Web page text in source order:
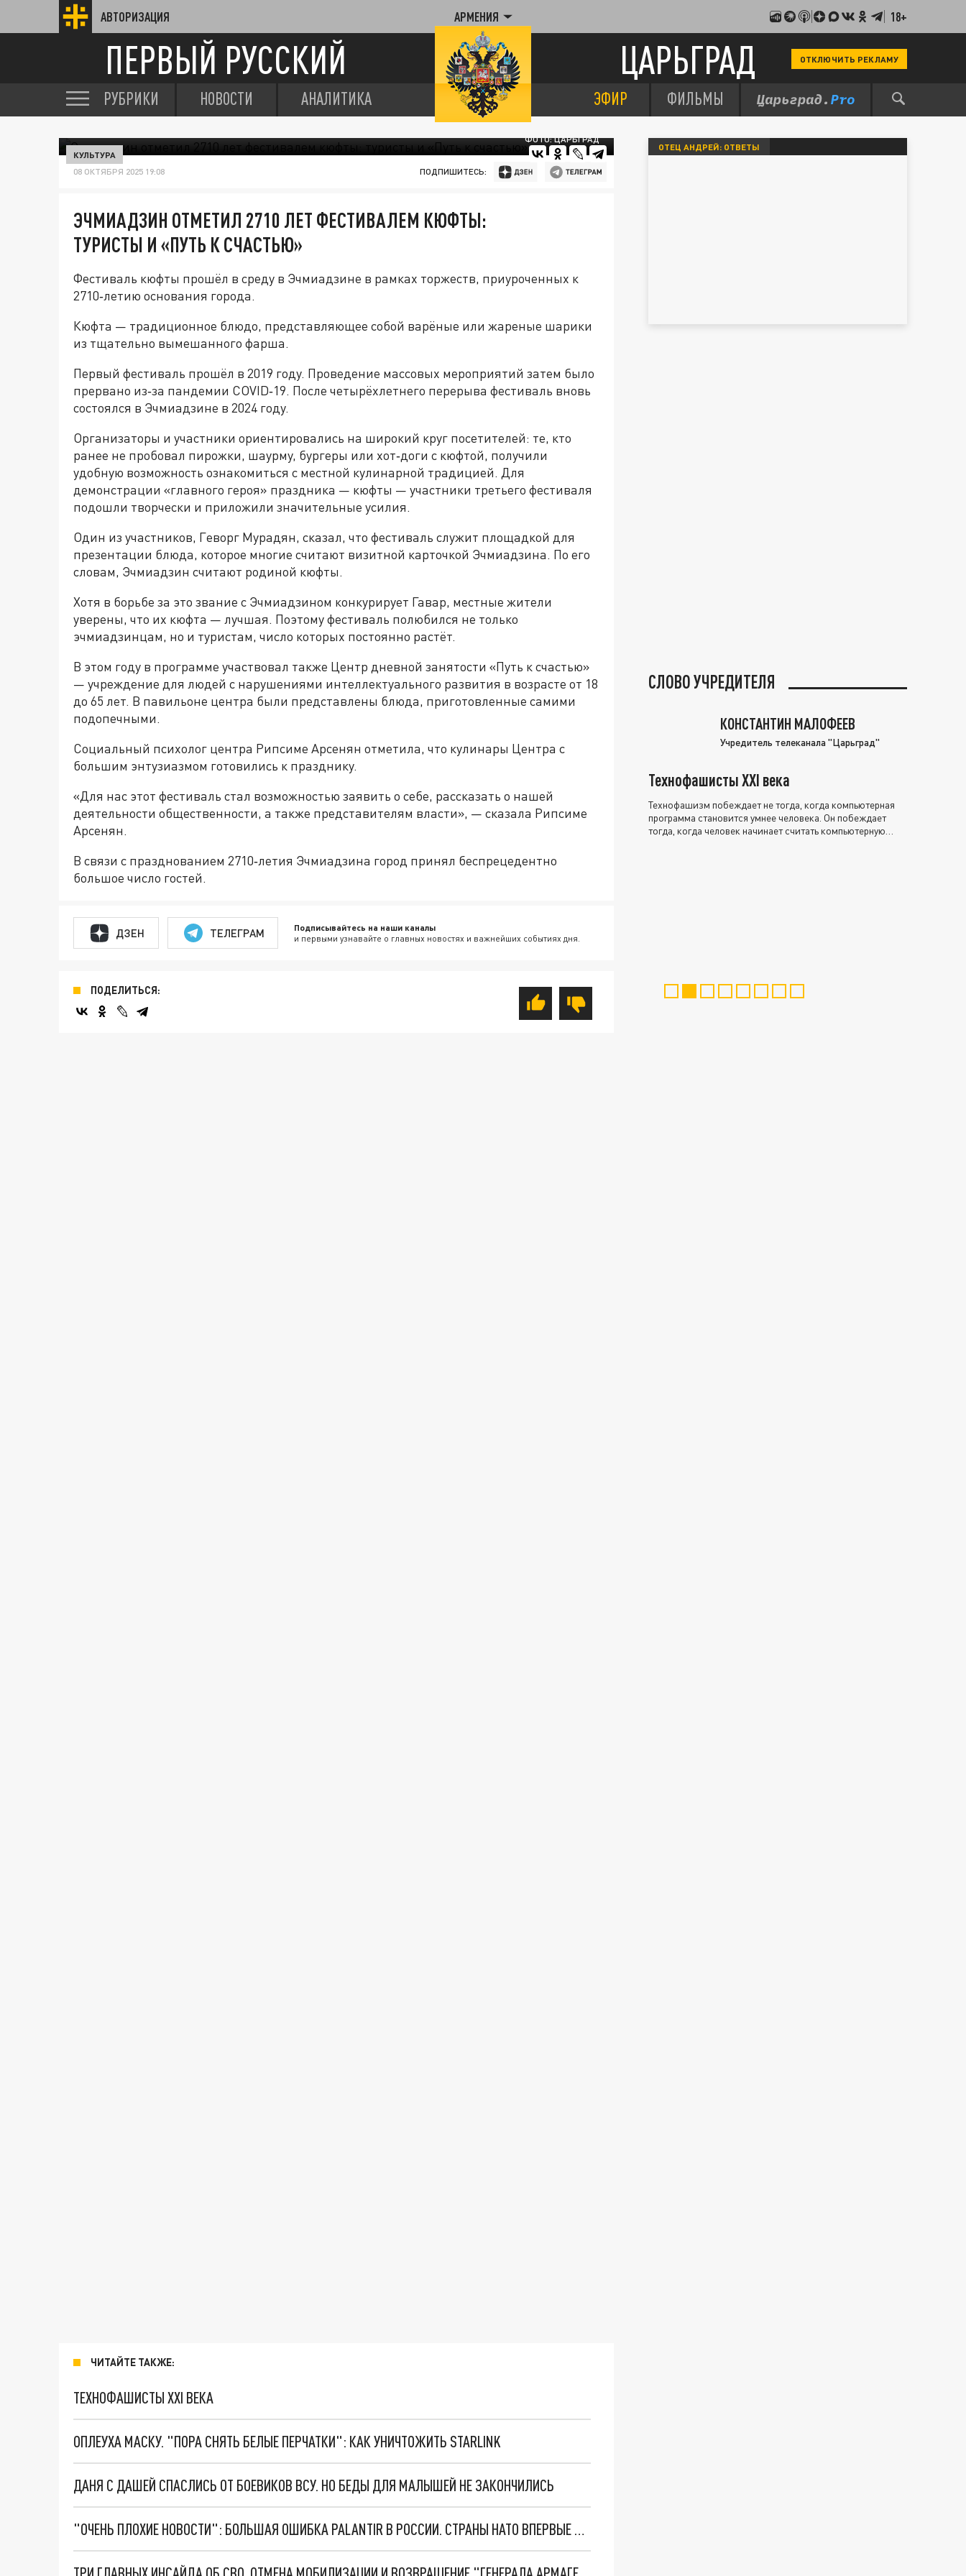
АВТОРИЗАЦИЯ АРМЕНИЯ 18+
ПЕРВЫЙ РУССКИЙ ЦАРЬГРАД ОТКЛЮЧИТЬ РЕКЛАМУ
РУБРИКИ НОВОСТИ АНАЛИТИКА ЭФИР ФИЛЬМЫ
ФОТО: ЦАРЬГРАД
КУЛЬТУРА
08 ОКТЯБРЯ 2025 19:08 ПОДПИШИТЕСЬ:
ЭЧМИАДЗИН ОТМЕТИЛ 2710 ЛЕТ ФЕСТИВАЛЕМ КЮФТЫ:
ТУРИСТЫ И «ПУТЬ К СЧАСТЬЮ»
Фестиваль кюфты прошёл в среду в Эчмиадзине в рамках торжеств, приуроченных к
2710‑летию основания города.
Кюфта — традиционное блюдо, представляющее собой варёные или жареные шарики
из тщательно вымешанного фарша.
Первый фестиваль прошёл в 2019 году. Проведение массовых мероприятий затем было
прервано из‑за пандемии COVID‑19. После четырёхлетнего перерыва фестиваль вновь
состоялся в Эчмиадзине в 2024 году.
Организаторы и участники ориентировались на широкий круг посетителей: те, кто
ранее не пробовал пирожки, шаурму, бургеры или хот‑доги с кюфтой, получили
удобную возможность ознакомиться с местной кулинарной традицией. Для
демонстрации «главного героя» праздника — кюфты — участники третьего фестиваля
подошли творчески и приложили значительные усилия.
Один из участников, Геворг Мурадян, сказал, что фестиваль служит площадкой для
презентации блюда, которое многие считают визитной карточкой Эчмиадзина. По его
словам, Эчмиадзин считают родиной кюфты.
Хотя в борьбе за это звание с Эчмиадзином конкурирует Гавар, местные жители
уверены, что их кюфта — лучшая. Поэтому фестиваль полюбился не только
эчмиадзинцам, но и туристам, число которых постоянно растёт.
В этом году в программе участвовал также Центр дневной занятости «Путь к счастью»
— учреждение для людей с нарушениями интеллектуального развития в возрасте от 18
до 65 лет. В павильоне центра были представлены блюда, приготовленные самими
подопечными.
Социальный психолог центра Рипсиме Арсенян отметила, что кулинары Центра с
большим энтузиазмом готовились к празднику.
«Для нас этот фестиваль стал возможностью заявить о себе, рассказать о нашей
деятельности общественности, а также представителям власти», — сказала Рипсиме
Арсенян.
В связи с празднованием 2710‑летия Эчмиадзина город принял беспрецедентно
большое число гостей.
ДЗЕН ТЕЛЕГРАМ Подписывайтесь на наши каналы
и первыми узнавайте о главных новостях и важнейших событиях дня.
ПОДЕЛИТЬСЯ:
ЧИТАЙТЕ ТАКЖЕ:
ТЕХНОФАШИСТЫ XXI ВЕКА
ОПЛЕУХА МАСКУ. "ПОРА СНЯТЬ БЕЛЫЕ ПЕРЧАТКИ": КАК УНИЧТОЖИТЬ STARLINK
ДАНЯ С ДАШЕЙ СПАСЛИСЬ ОТ БОЕВИКОВ ВСУ. НО БЕДЫ ДЛЯ МАЛЫШЕЙ НЕ ЗАКОНЧИЛИСЬ
"ОЧЕНЬ ПЛОХИЕ НОВОСТИ": БОЛЬШАЯ ОШИБКА PALANTIR В РОССИИ. СТРАНЫ НАТО ВПЕРВЫЕ ЗА СВО ОСТАНОВИЛИ ПОСТАВКИ ОРУЖИЯ. ВСУ ТЕРЯЮТ ПРИГРАНИЧЬЕ?
ОТЕЦ АНДРЕЙ: ОТВЕТЫ
СЛОВО УЧРЕДИТЕЛЯ
КОНСТАНТИН МАЛОФЕЕВ
Учредитель телеканала "Царьград"
Технофашисты XXI века
Технофашизм побеждает не тогда, когда компьютерная
программа становится умнее человека. Он побеждает
тогда, когда человек начинает считать компьютерную